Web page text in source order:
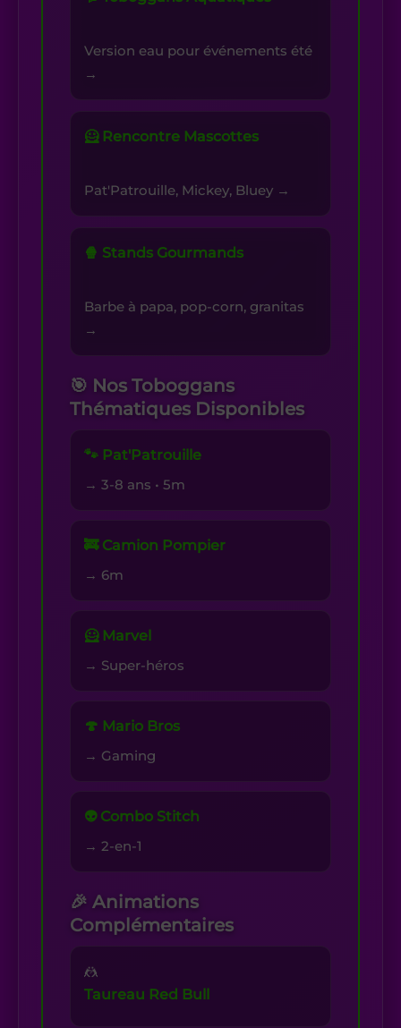
Version eau pour événements été
→
🦸 Rencontre Mascottes
Pat'Patrouille, Mickey, Bluey →
🍿 Stands Gourmands
Barbe à papa, pop-corn, granitas
→
🎯 Nos Toboggans
Thématiques Disponibles
🐾 Pat'Patrouille
→ 3-8 ans • 5m
🚒 Camion Pompier
→ 6m
🦸 Marvel
→ Super-héros
🍄 Mario Bros
→ Gaming
👽 Combo Stitch
→ 2-en-1
🎉 Animations
Complémentaires
🤼
Taureau Red Bull